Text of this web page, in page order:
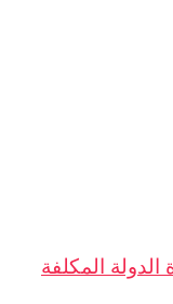
المكلفة